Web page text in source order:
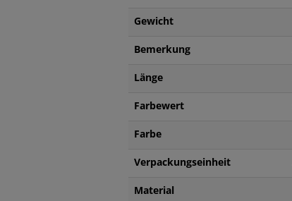
Gewicht
Bemerkung
Länge
Farbewert
Farbe
Verpackungseinheit
Material